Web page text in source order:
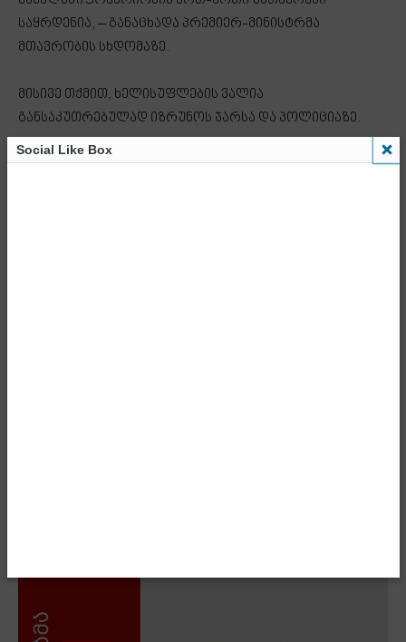
საყრდენია, – განაცხადა პრემიერ-მინისტრმა
მთავრობის სხდომაზე.
მისივე თქმით, ხელისუფლების ვალია
განსაკუთრებულად იზრუნოს ჯარსა და პოლიციაზე.
„ჩვენი ვალია განსაკუთრებული ზრუნვა როგორც
Social Like Box